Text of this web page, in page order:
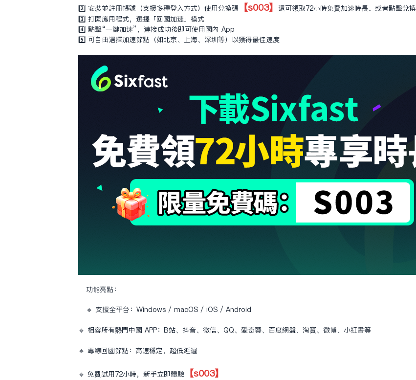
2️⃣ 安裝並註冊帳號（支援多種登入方式）使用兌換碼 【s003】 還可領取72小時免費加速時長。或者點擊兌換
3️⃣ 打開應用程式，選擇「回國加速」模式
4️⃣ 點擊“一鍵加速”，連接成功後即可使用國內 App
5️⃣ 可自由選擇加速節點（如北京、上海、深圳等）以獲得最佳速度
功能亮點：
🔹 支援全平台：Windows / macOS / iOS / Android
🔹 相容所有熱門中國 APP：B站、抖音、微信、QQ、愛奇藝、百度網盤、淘寶、微博、小紅書等
🔹 專線回國節點：高速穩定，超低延遲
🔹 免費試用72小時，新手立即體驗 【s003】